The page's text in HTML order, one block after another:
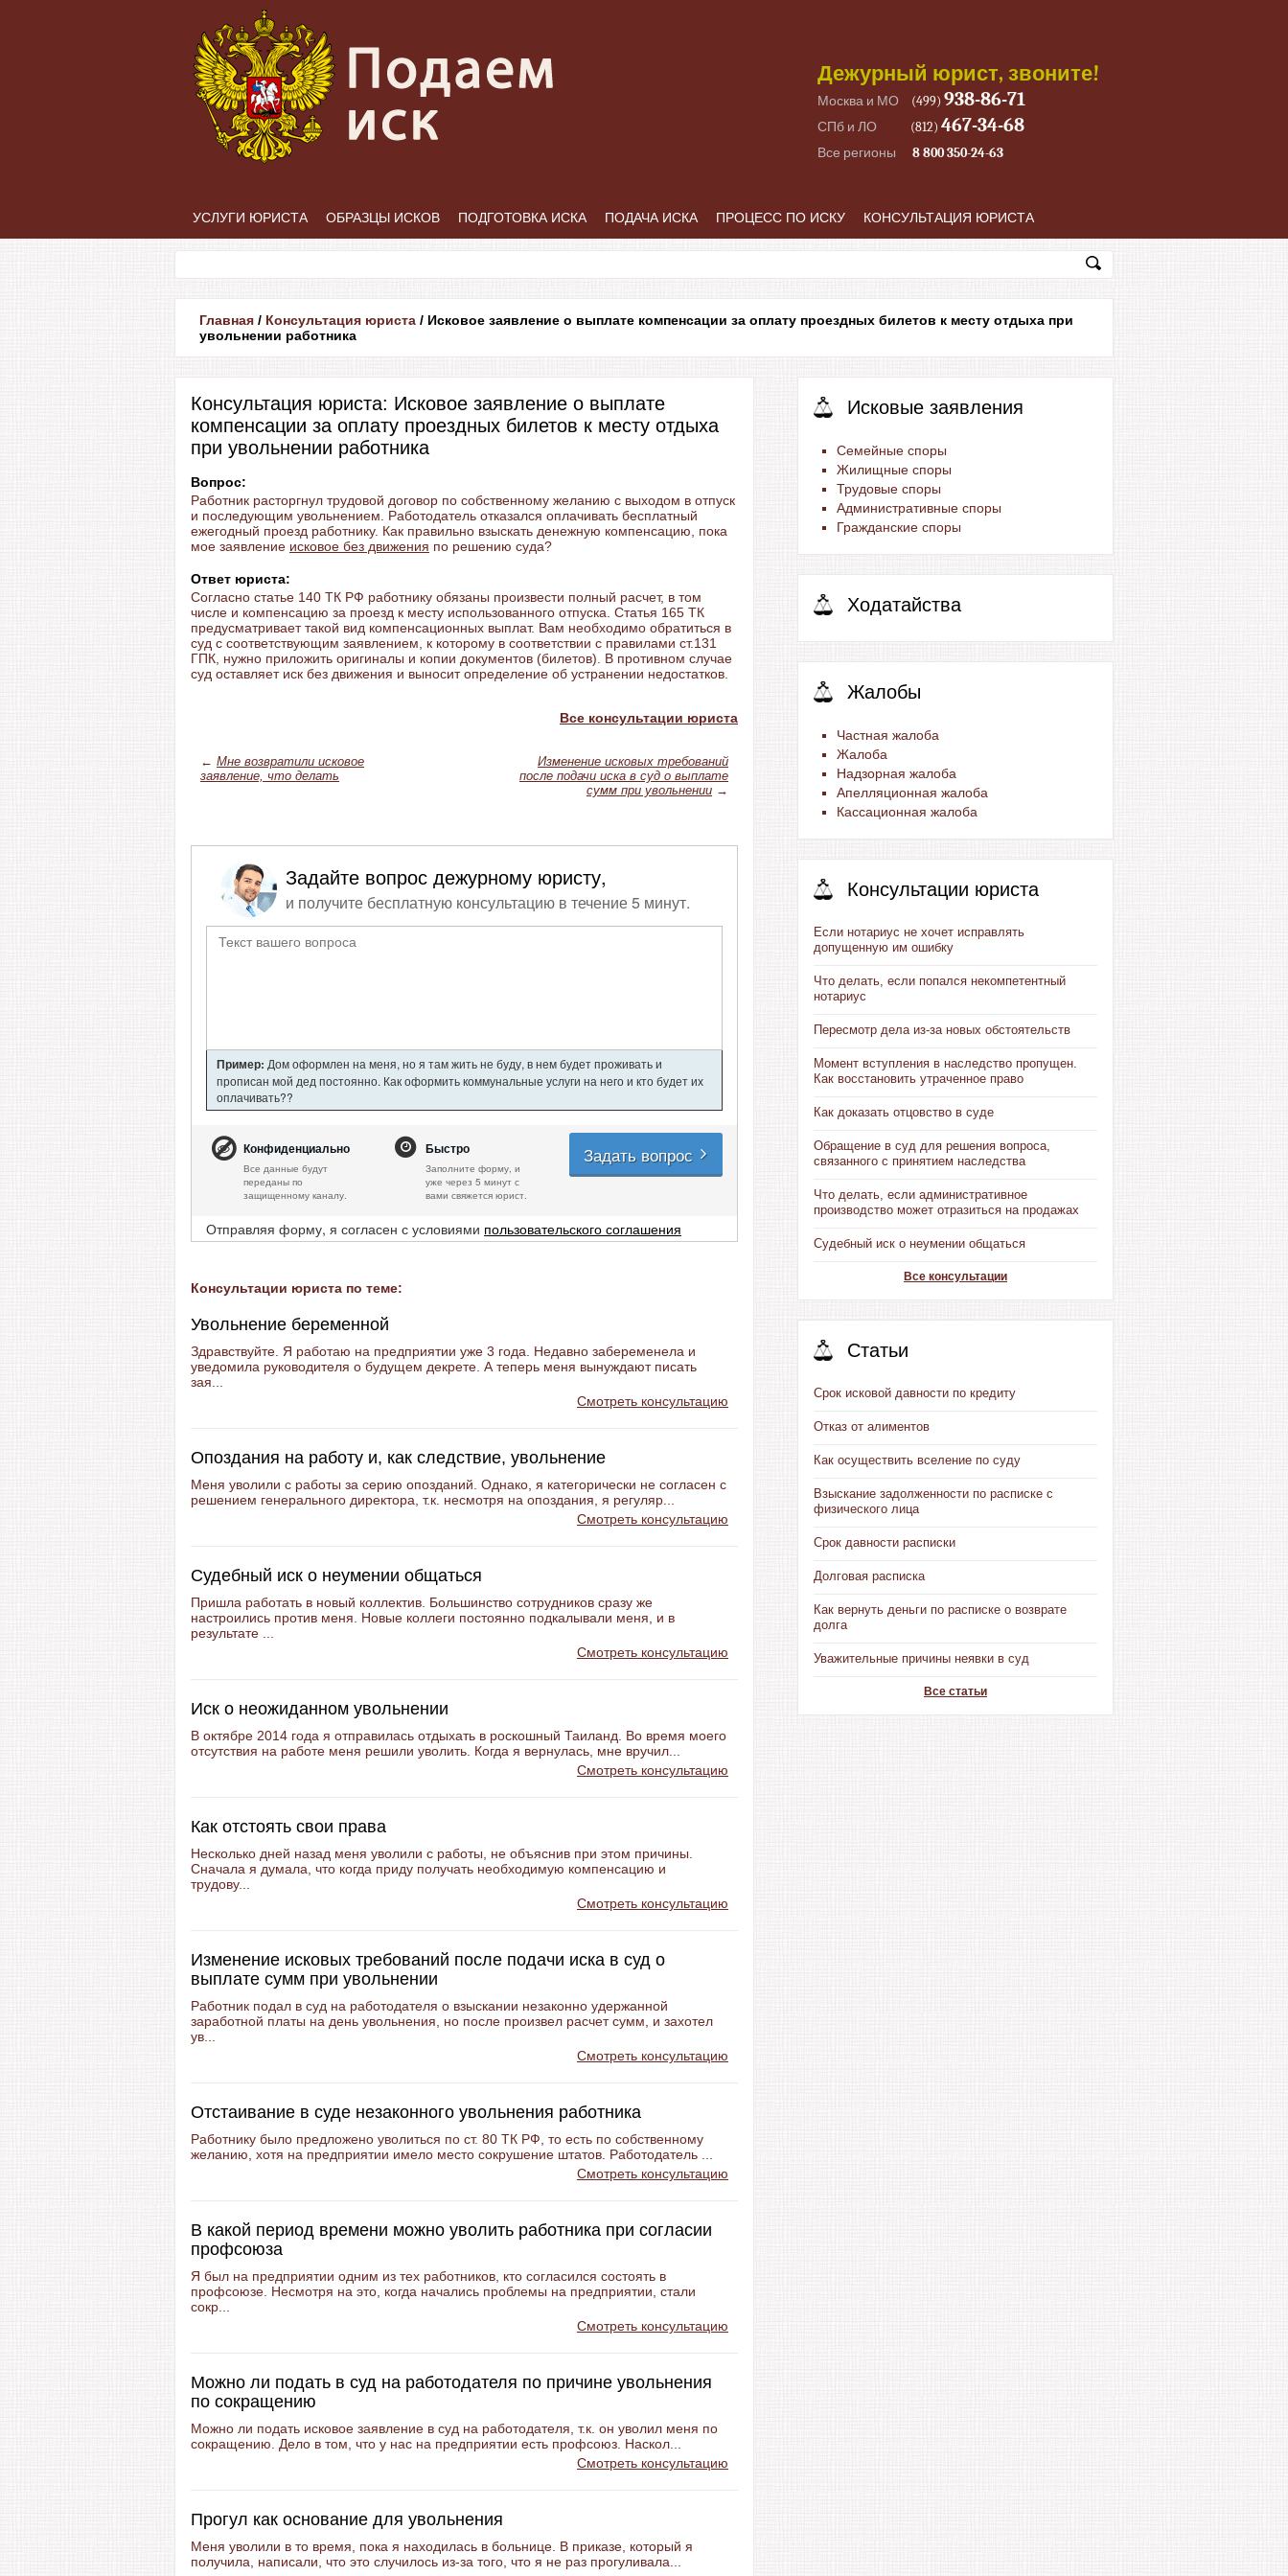
Дежурный юрист, звоните!
Москва и МО (499) 938-86-71
СПб и ЛО (812) 467-34-68
Все регионы 8 800 350-24-63
УСЛУГИ ЮРИСТА ОБРАЗЦЫ ИСКОВ ПОДГОТОВКА ИСКА ПОДАЧА ИСКА ПРОЦЕСС ПО ИСКУ КОНСУЛЬТАЦИЯ ЮРИСТА
Главная / Консультация юриста / Исковое заявление о выплате компенсации за оплату проездных билетов к месту отдыха при
увольнении работника
Консультация юриста: Исковое заявление о выплате
компенсации за оплату проездных билетов к месту отдыха
при увольнении работника
Вопрос:
Работник расторгнул трудовой договор по собственному желанию с выходом в отпуск
и последующим увольнением. Работодатель отказался оплачивать бесплатный
ежегодный проезд работнику. Как правильно взыскать денежную компенсацию, пока
мое заявление исковое без движения по решению суда?
Ответ юриста:
Согласно статье 140 ТК РФ работнику обязаны произвести полный расчет, в том
числе и компенсацию за проезд к месту использованного отпуска. Статья 165 ТК
предусматривает такой вид компенсационных выплат. Вам необходимо обратиться в
суд с соответствующим заявлением, к которому в соответствии с правилами ст.131
ГПК, нужно приложить оригиналы и копии документов (билетов). В противном случае
суд оставляет иск без движения и выносит определение об устранении недостатков.
Все консультации юриста
← Мне возвратили исковое
заявление, что делать
Изменение исковых требований
после подачи иска в суд о выплате
сумм при увольнении →
Задайте вопрос дежурному юристу,
и получите бесплатную консультацию в течение 5 минут.
Пример: Дом оформлен на меня, но я там жить не буду, в нем будет проживать и
прописан мой дед постоянно. Как оформить коммунальные услуги на него и кто будет их
оплачивать??
Конфиденциально
Все данные будут
переданы по
защищенному каналу.
Быстро
Заполните форму, и
уже через 5 минут с
вами свяжется юрист.
Задать вопрос
Отправляя форму, я согласен с условиями пользовательского соглашения
Консультации юриста по теме:
Увольнение беременной
Здравствуйте. Я работаю на предприятии уже 3 года. Недавно забеременела и
уведомила руководителя о будущем декрете. А теперь меня вынуждают писать
зая...
Смотреть консультацию
Опоздания на работу и, как следствие, увольнение
Меня уволили с работы за серию опозданий. Однако, я категорически не согласен с
решением генерального директора, т.к. несмотря на опоздания, я регуляр...
Смотреть консультацию
Судебный иск о неумении общаться
Пришла работать в новый коллектив. Большинство сотрудников сразу же
настроились против меня. Новые коллеги постоянно подкалывали меня, и в
результате ...
Смотреть консультацию
Иск о неожиданном увольнении
В октябре 2014 года я отправилась отдыхать в роскошный Таиланд. Во время моего
отсутствия на работе меня решили уволить. Когда я вернулась, мне вручил...
Смотреть консультацию
Как отстоять свои права
Несколько дней назад меня уволили с работы, не объяснив при этом причины.
Сначала я думала, что когда приду получать необходимую компенсацию и
трудову...
Смотреть консультацию
Изменение исковых требований после подачи иска в суд о
выплате сумм при увольнении
Работник подал в суд на работодателя о взыскании незаконно удержанной
заработной платы на день увольнения, но после произвел расчет сумм, и захотел
ув...
Смотреть консультацию
Отстаивание в суде незаконного увольнения работника
Работнику было предложено уволиться по ст. 80 ТК РФ, то есть по собственному
желанию, хотя на предприятии имело место сокрушение штатов. Работодатель ...
Смотреть консультацию
В какой период времени можно уволить работника при согласии
профсоюза
Я был на предприятии одним из тех работников, кто согласился состоять в
профсоюзе. Несмотря на это, когда начались проблемы на предприятии, стали
сокр...
Смотреть консультацию
Можно ли подать в суд на работодателя по причине увольнения
по сокращению
Можно ли подать исковое заявление в суд на работодателя, т.к. он уволил меня по
сокращению. Дело в том, что у нас на предприятии есть профсоюз. Наскол...
Смотреть консультацию
Прогул как основание для увольнения
Меня уволили в то время, пока я находилась в больнице. В приказе, который я
получила, написали, что это случилось из-за того, что я не раз прогуливала...
Исковые заявления
Семейные споры
Жилищные споры
Трудовые споры
Административные споры
Гражданские споры
Ходатайства
Жалобы
Частная жалоба
Жалоба
Надзорная жалоба
Апелляционная жалоба
Кассационная жалоба
Консультации юриста
Если нотариус не хочет исправлять
допущенную им ошибку
Что делать, если попался некомпетентный
нотариус
Пересмотр дела из-за новых обстоятельств
Момент вступления в наследство пропущен.
Как восстановить утраченное право
Как доказать отцовство в суде
Обращение в суд для решения вопроса,
связанного с принятием наследства
Что делать, если административное
производство может отразиться на продажах
Судебный иск о неумении общаться
Все консультации
Статьи
Срок исковой давности по кредиту
Отказ от алиментов
Как осуществить вселение по суду
Взыскание задолженности по расписке с
физического лица
Срок давности расписки
Долговая расписка
Как вернуть деньги по расписке о возврате
долга
Уважительные причины неявки в суд
Все статьи